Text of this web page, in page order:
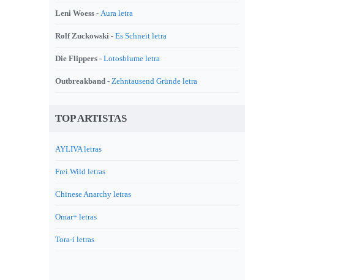
Leni Woess - Aura letra
Rolf Zuckowski - Es Schneit letra
Die Flippers - Lotosblume letra
Outbreakband - Zehntausend Gründe letra
TOP ARTISTAS
AYLIVA letras
Frei.Wild letras
Chinese Anarchy letras
Omar+ letras
Tora-i letras